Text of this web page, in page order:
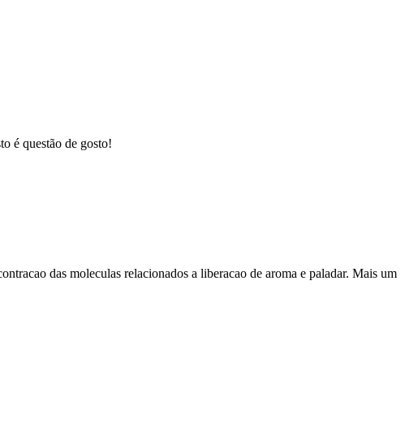
é questão de gosto!
das moleculas relacionados a liberacao de aroma e paladar. Mais um